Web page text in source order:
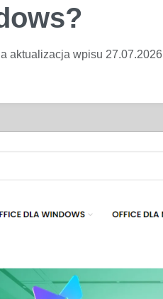
aktualizacja wpisu 27.07.2026